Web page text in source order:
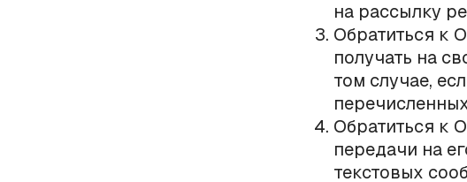
на рассылку
Обратиться к
получать на
том случае,
Обратиться к
передачи на
текстовых